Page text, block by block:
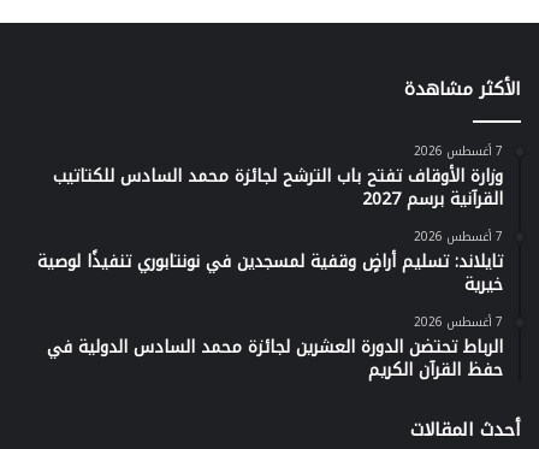
الأكثر مشاهدة
7 أغسطس 2026
وزارة الأوقاف تفتح باب الترشح لجائزة محمد السادس للكتاتيب
القرآنية برسم 2027
7 أغسطس 2026
تايلاند: تسليم أراضٍ وقفية لمسجدين في نونتابوري تنفيذًا لوصية
خيرية
7 أغسطس 2026
الرباط تحتضن الدورة العشرين لجائزة محمد السادس الدولية في
حفظ القرآن الكريم
أحدث المقالات